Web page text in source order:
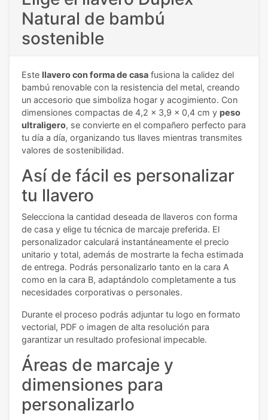
Natural de bambú
sostenible
Este llavero con forma de casa fusiona la calidez del
bambú renovable con la resistencia del metal, creando
un accesorio que simboliza hogar y acogimiento. Con
dimensiones compactas de 4,2 x 3,9 x 0,4 cm y peso
ultraligero, se convierte en el compañero perfecto para
tu día a día, organizando tus llaves mientras transmites
valores de sostenibilidad.
Así de fácil es personalizar
tu llavero
Selecciona la cantidad deseada de llaveros con forma
de casa y elige tu técnica de marcaje preferida. El
personalizador calculará instantáneamente el precio
unitario y total, además de mostrarte la fecha estimada
de entrega. Podrás personalizarlo tanto en la cara A
como en la cara B, adaptándolo completamente a tus
necesidades corporativas o personales.
Durante el proceso podrás adjuntar tu logo en formato
vectorial, PDF o imagen de alta resolución para
garantizar un resultado profesional impecable.
Áreas de marcaje y
dimensiones para
personalizarlo